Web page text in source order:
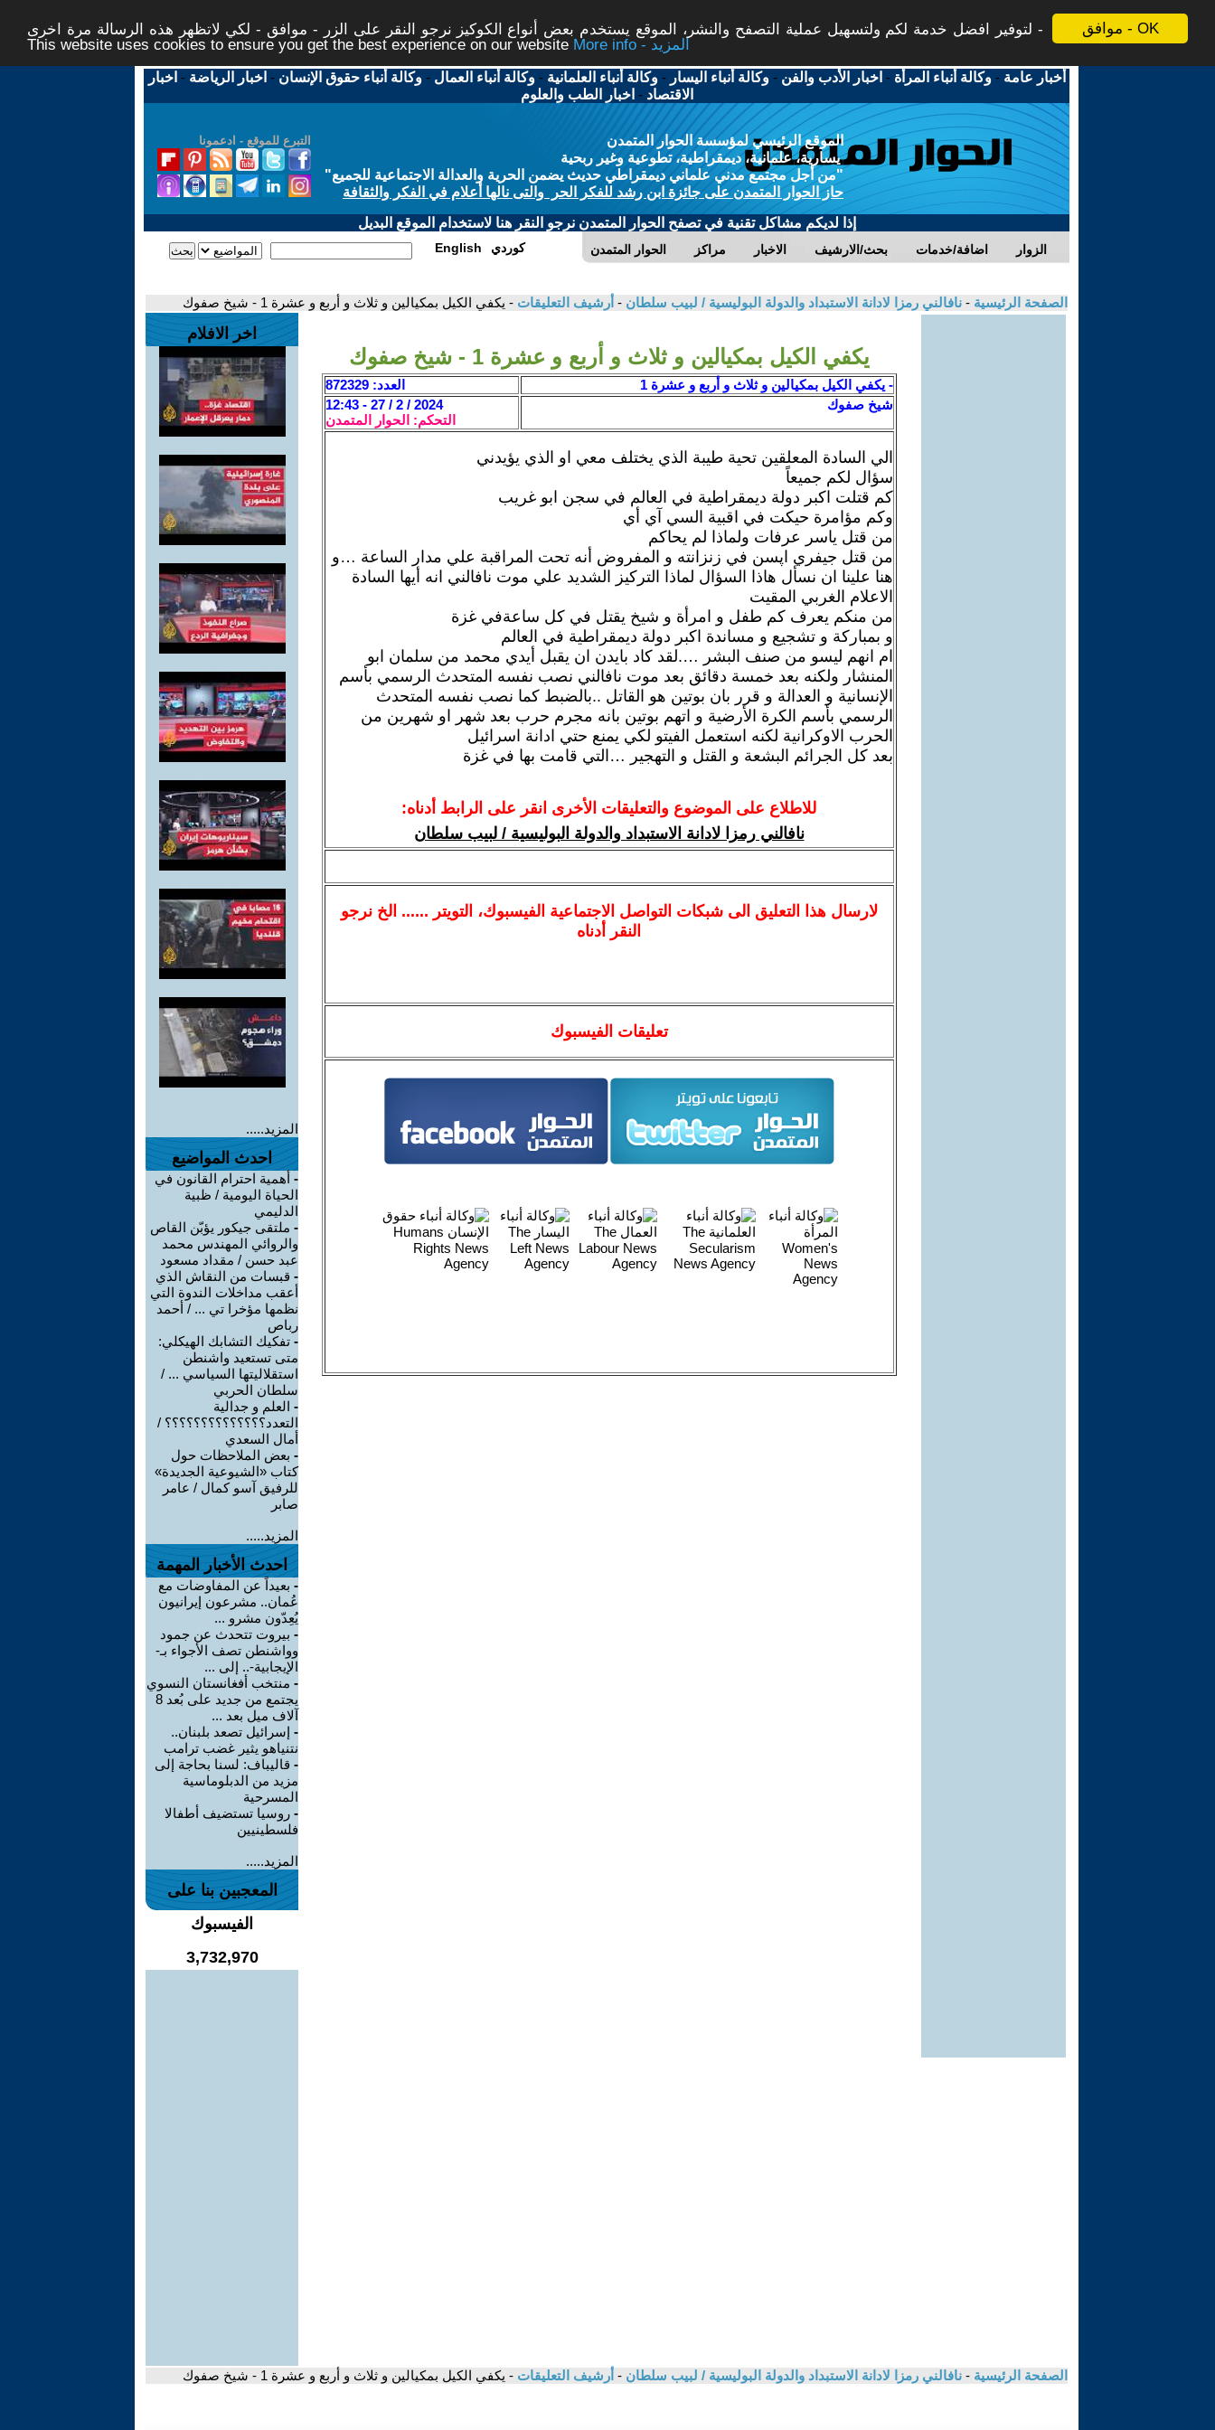
موافق - OK
لتوفير افضل خدمة لكم ولتسهيل عملية التصفح والنشر، الموقع يستخدم بعض أنواع الكوكيز نرجو النقر على الزر - موافق - لكي لاتظهر هذه الرسالة مرة اخرى -
This website uses cookies to ensure you get the best experience on our website
More info - المزيد
أخبار عامة -وكالة أنباء المرأة - اخبار الأدب والفن -وكالة أنباء اليسار -وكالة أنباء العلمانية -وكالة أنباء العمال -وكالة أنباء حقوق الإنسان - اخبار الرياضة - اخبار
الاقتصاد - اخبار الطب والعلوم
التبرع للموقع - ادعمونا
الموقع الرئيسي لمؤسسة الحوار المتمدن
يسارية، علمانية، ديمقراطية، تطوعية وغير ربحية
"من أجل مجتمع مدني علماني ديمقراطي حديث يضمن الحرية والعدالة الاجتماعية للجميع"
حاز الحوار المتمدن على جائزة ابن رشد للفكر الحر والتى نالها أعلام في الفكر والثقافة
إذا لديكم مشاكل تقنية في تصفح الحوار المتمدن نرجو النقر هنا لاستخدام الموقع البديل
الحوار المتمدن مراكز الاخبار بحث/الارشيف اضافة/خدمات الزوار English كوردي
الصفحة الرئيسية - نافالني رمزا لادانة الاستبداد والدولة البوليسية / لبيب سلطان - أرشيف التعليقات - يكفي الكيل بمكيالين و ثلاث و أربع و عشرة 1 - شيخ صفوك
يكفي الكيل بمكيالين و ثلاث و أربع و عشرة 1 - شيخ صفوك
- يكفي الكيل بمكيالين و ثلاث و أربع و عشرة 1
العدد: 872329
شيخ صفوك
2024 / 2 / 27 - 12:43
التحكم: الحوار المتمدن
الي السادة المعلقين تحية طيبة الذي يختلف معي او الذي يؤيدني
سؤال لكم جميعاً
كم قتلت اكبر دولة ديمقراطية في العالم في سجن ابو غريب
وكم مؤامرة حيكت في اقبية السي آي أي
من قتل ياسر عرفات ولماذا لم يحاكم
من قتل جيفري اپسن في زنزانته و المفروض أنه تحت المراقبة علي مدار الساعة …و
هنا علينا ان نسأل هاذا السؤال لماذا التركيز الشديد علي موت نافالني انه أيها السادة
الاعلام الغربي المقيت
من منكم يعرف كم طفل و امرأة و شيخ يقتل في كل ساعةفي غزة
و بمباركة و تشجيع و مساندة اكبر دولة ديمقراطية في العالم
ام انهم ليسو من صنف البشر ….لقد كاد بايدن ان يقبل أيدي محمد من سلمان ابو
المنشار ولكنه بعد خمسة دقائق بعد موت نافالني نصب نفسه المتحدث الرسمي بأسم
الإنسانية و العدالة و قرر بان بوتين هو القاتل ..بالضبط كما نصب نفسه المتحدث
الرسمي بأسم الكرة الأرضية و اتهم بوتين بانه مجرم حرب بعد شهر او شهرين من
الحرب الاوكرانية لكنه استعمل الفيتو لكي يمنع حتي ادانة اسرائيل
بعد كل الجرائم البشعة و القتل و التهجير …التي قامت بها في غزة
للاطلاع على الموضوع والتعليقات الأخرى انقر على الرابط أدناه:
نافالني رمزا لادانة الاستبداد والدولة البوليسية / لبيب سلطان
لارسالهذا التعليق الى شبكات التواصل الاجتماعية الفيسبوك، التويتر ...... الخ نرجو
النقر أدناه
تعليقات الفيسبوك
اخر الافلام
المزيد.....
احدث المواضيع
- أهمية احترام القانون في
الحياة اليومية / ظبية
الدليمي
- ملتقى جيكور يؤبّن القاص
والروائي المهندس محمد
عبد حسن / مقداد مسعود
- قبسات من النقاش الذي
أعقب مداخلات الندوة التي
نظمها مؤخرا تي ... / أحمد
رباص
- تفكيك التشابك الهيكلي:
متى تستعيد واشنطن
استقلاليتها السياسي ... /
سلطان الحربي
- العلم و جدالية
التعدد؟؟؟؟؟؟؟؟؟؟؟؟؟؟ /
أمال السعدي
- بعض الملاحظات حول
كتاب «الشيوعية الجديدة»
للرفيق آسو كمال / عامر
صابر
المزيد.....
احدث الأخبار المهمة
- بعيداً عن المفاوضات مع
عُمان.. مشرعون إيرانيون
يُعِدّون مشرو ...
- بيروت تتحدث عن جمود
وواشنطن تصف الأجواء بـ-
الإيجابية-.. إلى ...
- منتخب أفغانستان النسوي
يجتمع من جديد على بُعد 8
آلاف ميل بعد ...
- إسرائيل تصعد بلبنان..
نتنياهو يثير غضب ترامب
- قاليباف: لسنا بحاجة إلى
مزيد من الدبلوماسية
المسرحية
- روسيا تستضيف أطفالا
فلسطينيين
المزيد.....
المعجبين بنا على
الفيسبوك
3,732,970
الصفحة الرئيسية - نافالني رمزا لادانة الاستبداد والدولة البوليسية / لبيب سلطان - أرشيف التعليقات - يكفي الكيل بمكيالين و ثلاث و أربع و عشرة 1 - شيخ صفوك